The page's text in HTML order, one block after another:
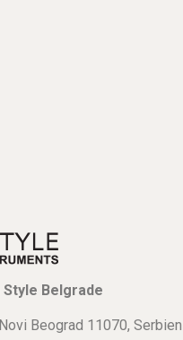
Style Belgrade
Beograd 11070, Serbien